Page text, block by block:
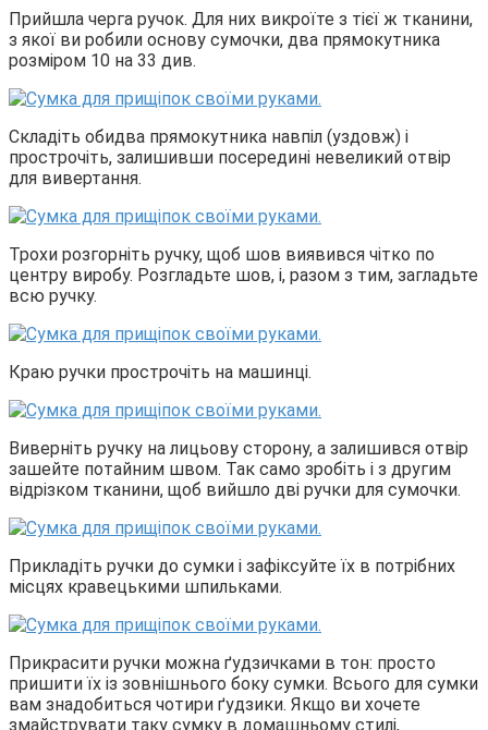
Прийшла черга ручок. Для них викроїте з тієї ж тканини,
з якої ви робили основу сумочки, два прямокутника
розміром 10 на 33 див.
Складіть обидва прямокутника навпіл (уздовж) і
прострочіть, залишивши посередині невеликий отвір
для вивертання.
Трохи розгорніть ручку, щоб шов виявився чітко по
центру виробу. Розгладьте шов, і, разом з тим, загладьте
всю ручку.
Краю ручки прострочіть на машинці.
Виверніть ручку на лицьову сторону, а залишився отвір
зашейте потайним швом. Так само зробіть і з другим
відрізком тканини, щоб вийшло дві ручки для сумочки.
Прикладіть ручки до сумки і зафіксуйте їх в потрібних
місцях кравецькими шпильками.
Прикрасити ручки можна ґудзичками в тон: просто
пришити їх із зовнішнього боку сумки. Всього для сумки
вам знадобиться чотири ґудзики. Якщо ви хочете
змайструвати таку сумку в домашньому стилі,